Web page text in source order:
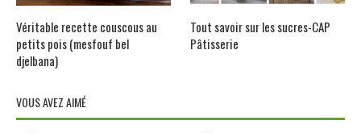
Véritable recette couscous au
petits pois (mesfouf bel
djelbana)
Tout savoir sur les sucres-CAP
Pâtisserie
VOUS AVEZ AIMÉ